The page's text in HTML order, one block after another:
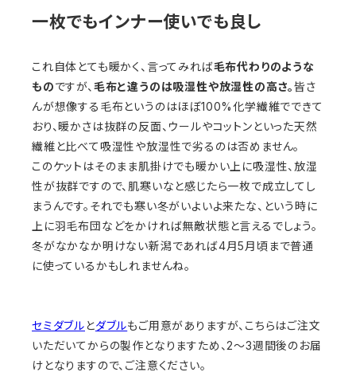
一枚でもインナー使いでも良し
これ自体とても暖かく、言ってみれば毛布代わりのような
ものですが、 毛布と違うのは吸湿性や放湿性の高さ。皆さ
んが想像する毛布というのはほぼ100%化学繊維でできて
おり、暖かさは抜群の反面、ウールやコットンといった天然
繊維と比べて吸湿性や放湿性で劣るのは否めません。
このケットはそのまま肌掛けでも暖かい上に吸湿性、放湿
性が抜群ですので、肌寒いなと感じたら一枚で成立してし
まうんです。それでも寒い冬がいよいよ来たな、という時に
上に羽毛布団などをかければ無敵状態と言えるでしょう。
冬がなかなか明けない新潟であれば4月5月頃まで普通
に使っているかもしれませんね。
セミダブルとダブルもご用意がありますが、こちらはご注文
いただいてからの製作となりますため、2〜3週間後のお届
けとなりますので、ご注意ください。